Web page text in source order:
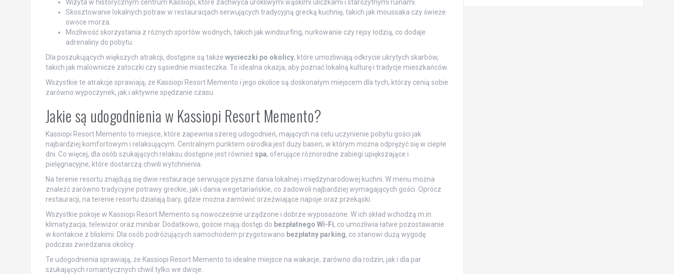
Wizyta w historycznym centrum Kassiopi, które zachwyca urokliwymi wąskimi uliczkami i starożytnymi ruinami.
Skosztowanie lokalnych potraw w restauracjach serwujących tradycyjną grecką kuchnię, takich jak moussaka czy świeże
owoce morza.
Możliwość skorzystania z różnych sportów wodnych, takich jak windsurfing, nurkowanie czy rejsy łodzią, co dodaje
adrenaliny do pobytu.
Dla poszukujących większych atrakcji, dostępne są także wycieczki po okolicy, które umożliwiają odkrycie ukrytych skarbów,
takich jak malownicze zatoczki czy sąsiednie miasteczka. To idealna okazja, aby poznać lokalną kulturę i tradycje mieszkańców.
Wszystkie te atrakcje sprawiają, że Kassiopi Resort Memento i jego okolice są doskonałym miejscem dla tych, którzy cenią sobie
zarówno wypoczynek, jak i aktywne spędzanie czasu.
Jakie są udogodnienia w Kassiopi Resort Memento?
Kassiopi Resort Memento to miejsce, które zapewnia szereg udogodnień, mających na celu uczynienie pobytu gości jak
najbardziej komfortowym i relaksującym. Centralnym punktem ośrodka jest duży basen, w którym można odprężyć się w ciepłe
dni. Co więcej, dla osób szukających relaksu dostępne jest również spa, oferujące różnorodne zabiegi upiększające i
pielęgnacyjne, które dostarczą chwili wytchnienia.
Na terenie resortu znajdują się dwie restauracje serwujące pyszne dania lokalnej i międzynarodowej kuchni. W menu można
znaleźć zarówno tradycyjne potrawy greckie, jak i dania wegetariańskie, co zadowoli najbardziej wymagających gości. Oprócz
restauracji, na terenie resortu działają bary, gdzie można zamówić orzeźwiające napoje oraz przekąski.
Wszystkie pokoje w Kassiopi Resort Memento są nowocześnie urządzone i dobrze wyposażone. W ich skład wchodzą m.in.
klimatyzacja, telewizor oraz minibar. Dodatkowo, goście mają dostęp do bezpłatnego Wi-Fi, co umożliwia łatwe pozostawanie
w kontakcie z bliskimi. Dla osób podróżujących samochodem przygotowano bezpłatny parking, co stanowi dużą wygodę
podczas zwiedzania okolicy.
Te udogodnienia sprawiają, że Kassiopi Resort Memento to idealne miejsce na wakacje, zarówno dla rodzin, jak i dla par
szukających romantycznych chwil tylko we dwoje.